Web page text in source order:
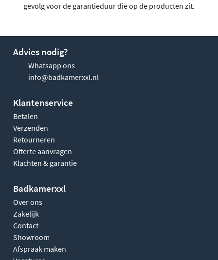
gevolg voor de garantieduur die op de producten zit.
Advies nodig?
Whatsapp ons
info@badkamerxxl.nl
Klantenservice
Betalen
Verzenden
Retourneren
Offerte aanvragen
Klachten & garantie
Badkamerxxl
Over ons
Zakelijk
Contact
Showroom
Afspraak maken